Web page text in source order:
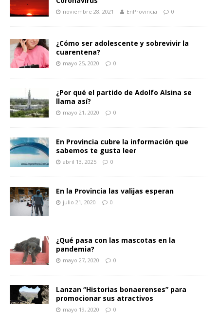
noviembre 28, 2021 EnProvincia 0
¿Cómo ser adolescente y sobrevivir la
cuarentena?
mayo 25, 2020 0
¿Por qué el partido de Adolfo Alsina se
llama así?
mayo 21, 2020 0
En Provincia cubre la información que
sabemos te gusta leer
abril 13, 2025 0
En la Provincia las valijas esperan
julio 21, 2020 0
¿Qué pasa con las mascotas en la
pandemia?
mayo 27, 2020 0
Lanzan “Historias bonaerenses” para
promocionar sus atractivos
mayo 19, 2020 0